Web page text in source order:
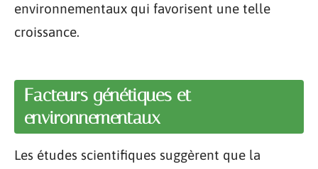
environnementaux qui favorisent une telle
croissance.
Facteurs génétiques et
environnementaux
Les études scientifiques suggèrent que la